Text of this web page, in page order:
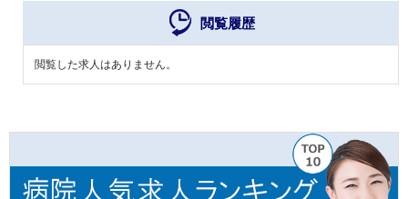
閲覧履歴
閲覧した求人はありません。